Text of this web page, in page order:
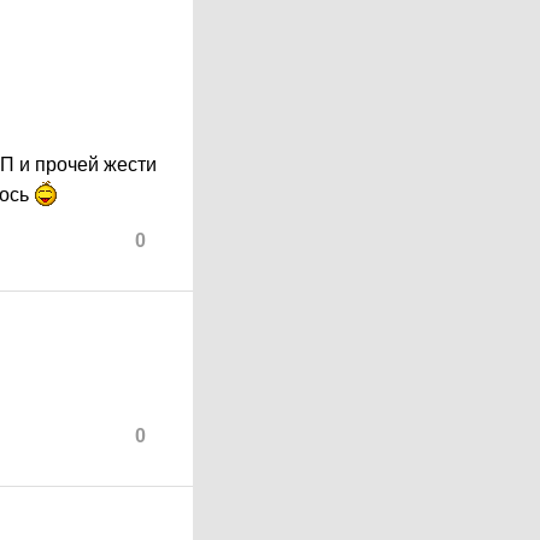
и прочей жести
0
0